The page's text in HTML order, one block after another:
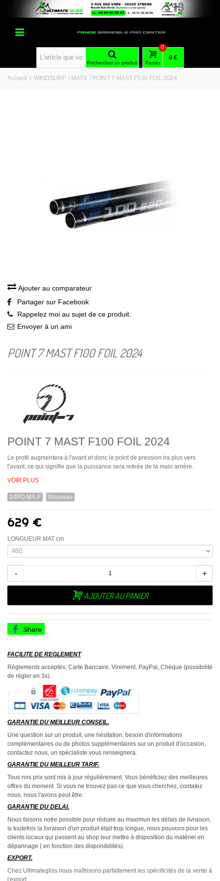
Rechercher un produit Panier
0
0 €
Accueil / WINDSURF / MATS / POINT 7 MAST F100 FOIL 2024
Ajouter au comparateur
Partager sur Facebook
Rappelez moi au sujet de ce produit.
Envoyer à un ami
POINT 7 MAST F100 FOIL 2024
POINT 7 MAST F100 FOIL 2024
Le profil augmentera à l'avant et donc le point de pression ira plus vers
l'avant, ce qui signifie que la puissance sera retirée de la main arrière.
VOIR PLUS
24PO-MA-F Nouveau
629 €
LONGUEUR MAT cm
- +
AJOUTER AU PANIER
Share
FACILITE DE REGLEMENT
Règlements acceptés; Carte Bancaire, Virement, PayPal, Chèque (possibilité
de régler en 3x).
GARANTIE DU MEILLEUR CONSEIL.
Une question sur un produit, une hésitation, besoin d'informations
complémentaires ou de photos supplémentaires sur un produit d'occasion,
contactez nous, un spécialiste vous renseignera.
GARANTIE DU MEILLEUR TARIF.
Tous nos prix sont mis à jour régulièrement. Vous bénéficiez des meilleures
offres du moment. Si vous ne trouvez pas ce que vous cherchez, contatez
nous, nous l'avons peut être.
GARANTIE DU DELAI.
Nous faisons notre possible pour réduire au maximun les délais de livraison,
si toutefois la livraison d'un produit était trop longue, nous pouvons pour les
clients locaux qui passent au shop leur mettre à disposition du matériel en
dépannage ( en fonction des disponibilités).
EXPORT.
Chez Ultimategliss nous maîtrisons parfaitement les spécificités de la vente à
l'export .